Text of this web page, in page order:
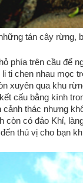
tán cây rừng,
phía trên cầu để
ti chen nhau mọc
xuyên qua khu
cấu bằng kính
thác nhưng
còn có đảo Khỉ,
thú vị cho bạn